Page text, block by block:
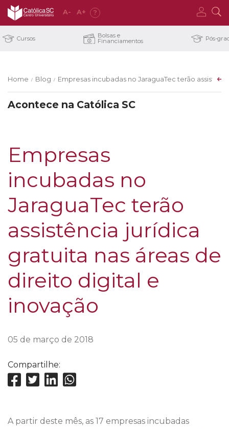
A- A+ ?
Cursos Bolsas e
Financiamentos Pós-
Home / Blog / Empresas incubadas no JaraguaTec terão
Acontece na Católica SC
Empresas
incubadas no
JaraguaTec terão
assistência jurídica
gratuita nas áreas de
direito digital e
inovação
05 de março de 2018
Compartilhe:
A partir deste mês, as 17 empresas incubadas